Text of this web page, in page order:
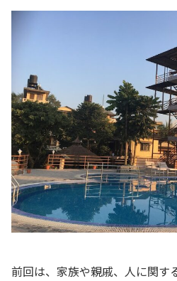
前回は、家族や親戚、人に関す